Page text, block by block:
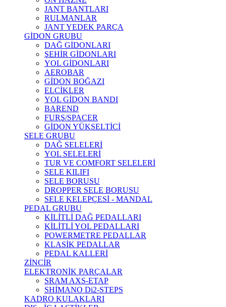
JANT BANTLARI
RULMANLAR
JANT YEDEK PARÇA
GİDON GRUBU
DAĞ GİDONLARI
ŞEHİR GİDONLARI
YOL GİDONLARI
AEROBAR
GİDON BOĞAZI
ELCİKLER
YOL GİDON BANDI
BAREND
FURŞ/SPACER
GİDON YÜKSELTİCİ
SELE GRUBU
DAĞ SELELERİ
YOL SELELERİ
TUR VE COMFORT SELELERİ
SELE KILIFI
SELE BORUSU
DROPPER SELE BORUSU
SELE KELEPÇESİ - MANDAL
PEDAL GRUBU
KİLİTLİ DAĞ PEDALLARI
KİLİTLİ YOL PEDALLARI
POWERMETRE PEDALLAR
KLASİK PEDALLAR
PEDAL KALLERİ
ZİNCİR
ELEKTRONİK PARÇALAR
SRAM AXS-ETAP
SHİMANO Di2-STEPS
KADRO KULAKLARI